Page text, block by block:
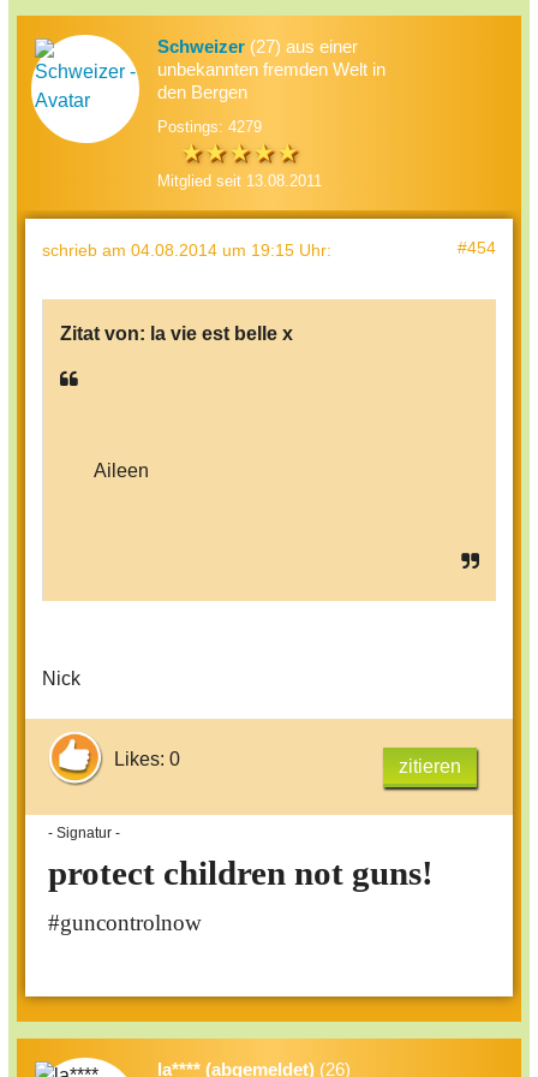
Schweizer (27) aus einer
unbekannten fremden Welt in
den Bergen
Postings: 4279
Mitglied seit 13.08.2011
schrieb am 04.08.2014 um 19:15 Uhr: #454
Zitat von: la vie est belle x
Aileen
Nick
Likes: 0 zitieren
- Signatur -
protect children not guns!
#guncontrolnow
la**** (abgemeldet) (26)